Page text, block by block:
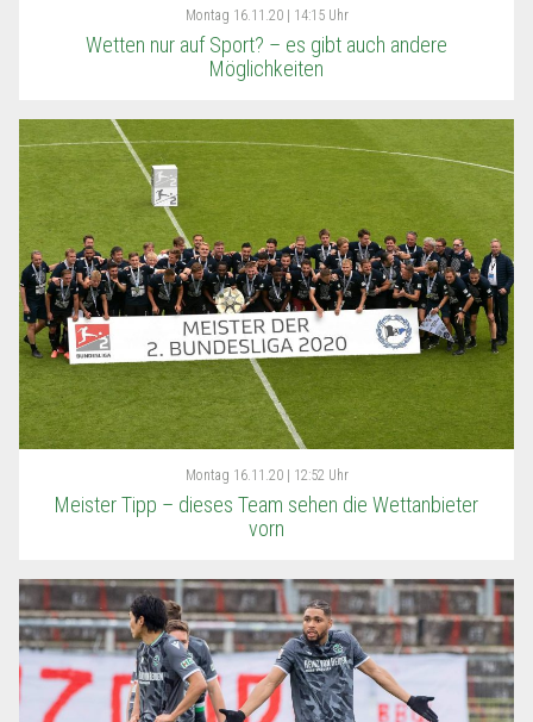
Montag 16.11.20 | 14:15 Uhr
Wetten nur auf Sport? – es gibt auch andere
Möglichkeiten
Montag 16.11.20 | 12:52 Uhr
Meister Tipp – dieses Team sehen die Wettanbieter
vorn